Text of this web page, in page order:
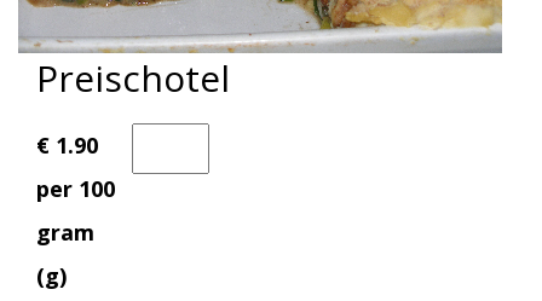
Preischotel
€ 1.90
per 100
gram
(g)